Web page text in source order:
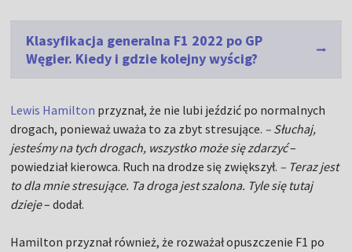
Klasyfikacja generalna F1 2022 po GP
Węgier. Kiedy i gdzie kolejny wyścig?
Lewis Hamilton przyznał, że nie lubi jeździć po normalnych
drogach, ponieważ uważa to za zbyt stresujące. – Słuchaj,
jesteśmy na tych drogach, wszystko może się zdarzyć–
powiedział kierowca. Ruch na drodze się zwiększył. – Teraz jest
to dla mnie stresujące. Ta droga jest szalona. Tyle się tutaj
dzieje– dodał.
Hamilton przyznał również, że rozważał opuszczenie F1 po